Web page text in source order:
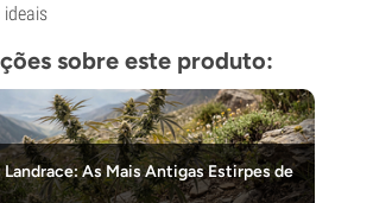
sobre este produto:
Landrace: As Mais Antigas Estirpes de